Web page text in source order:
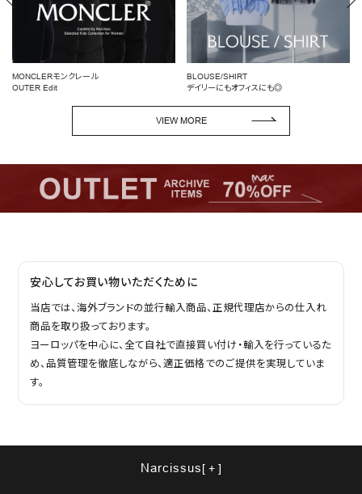
MONCLERモンクレール
OUTER Edit
BLOUSE/SHIRT
デイリーにもオフィスにも◎
VIEW MORE
安心してお買い物いただくために
当店では、海外ブランドの並行輸入商品、正規代理店からの仕入れ
商品を取り扱っております。
ヨーロッパを中心に、全て自社で直接買い付け・輸入を行っているた
め、品質管理を徹底しながら、適正価格でのご提供を実現していま
す。
Narcissus